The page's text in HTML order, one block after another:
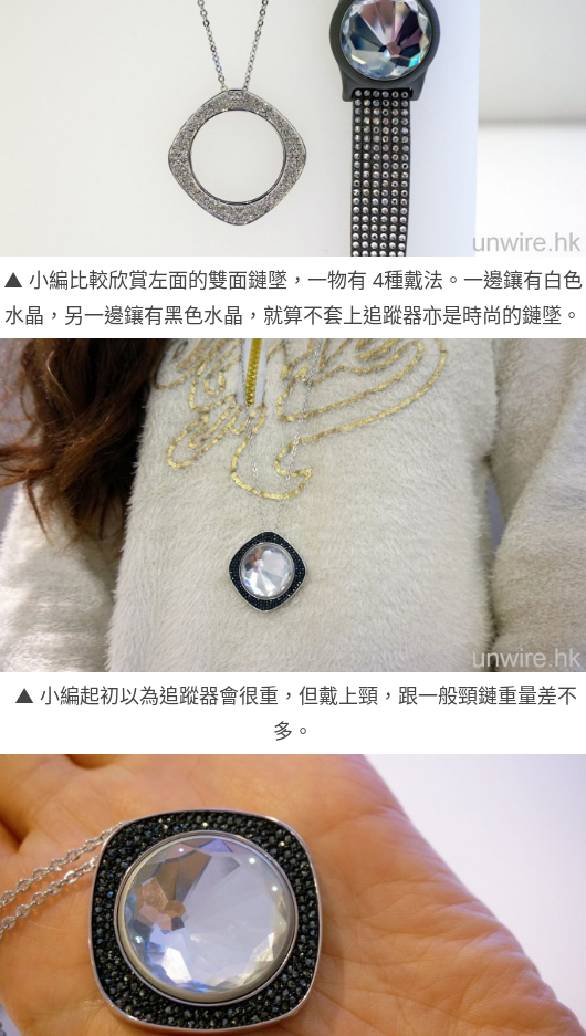
▲ 小編比較欣賞左面的雙面鏈墜，一物有 4種戴法。一邊鑲有白色
水晶，另一邊鑲有黑色水晶，就算不套上追蹤器亦是時尚的鏈墜。
▲ 小編起初以為追蹤器會很重，但戴上頸，跟一般頸鏈重量差不
多。